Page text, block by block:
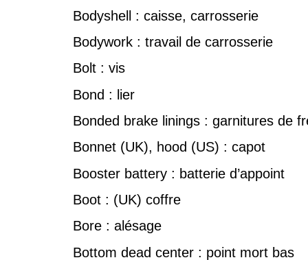
Bodyshell : caisse, carrosserie
Bodywork : travail de carrosserie
Bolt : vis
Bond : lier
Bonded brake linings : garnitures de
Bonnet (UK), hood (US) : capot
Booster battery : batterie d’appoint
Boot : (UK) coffre
Bore : alésage
Bottom dead center : point mort bas